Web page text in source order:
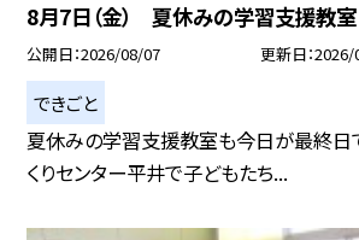
8月7日（金） 夏休みの学習支援教室
公開日 2026/08/07 更新日 2026/
できごと
夏休みの学習支援教室も今日が最終日
くりセンター平井で子どもたち...